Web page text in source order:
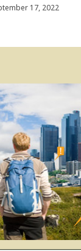
17, 2022